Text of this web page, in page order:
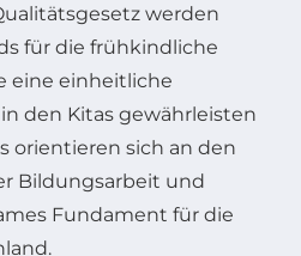
werden
für die frühkindliche
eine einheitliche
den Kitas gewährleisten
orientieren sich an den
Bildungsarbeit und
Fundament für die